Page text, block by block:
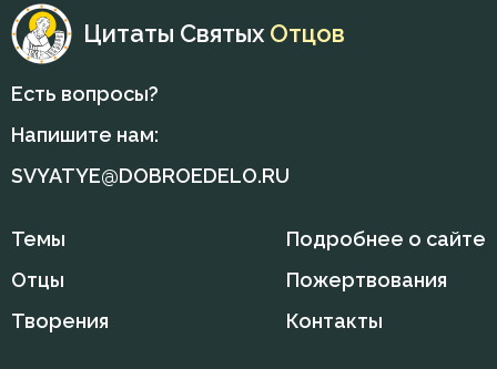
Печаль
Познание себя
Пост
Пророчество
Цитаты Святых Отцов
Есть вопросы?
Напишите нам:
SVYATYE@DOBROEDELO.RU
Темы
Отцы
Творения
Подробнее о сайте
Пожертвования
Контакты